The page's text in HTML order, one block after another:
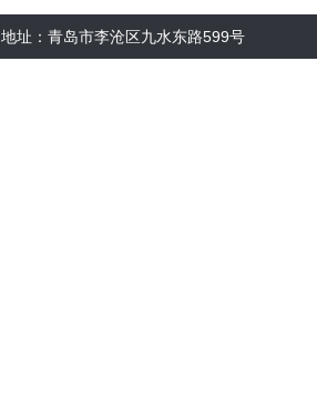
地址：青岛市李沧区九水东路599号